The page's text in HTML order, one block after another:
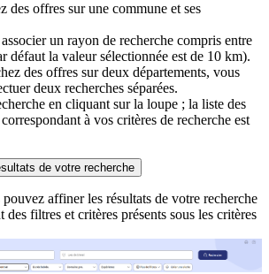
des offres sur une commune et ses
un rayon de recherche compris entre
défaut la valeur sélectionnée est de 10 km).
des offres sur deux départements, vous
deux recherches séparées.
en cliquant sur la loupe ; la liste des
à vos critères de recherche est
de votre recherche
affiner les résultats de votre recherche
des filtres et critères présents sous les critères